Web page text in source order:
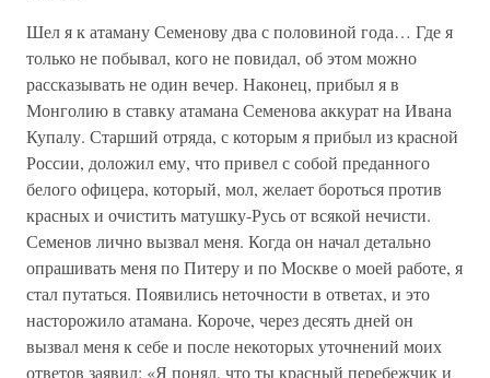
Шел я к атаману Семенову два с половиной года… Где я
только не побывал, кого не повидал, об этом можно
рассказывать не один вечер. Наконец, прибыл я в
Монголию в ставку атамана Семенова аккурат на Ивана
Купалу. Старший отряда, с которым я прибыл из красной
России, доложил ему, что привел с собой преданного
белого офицера, который, мол, желает бороться против
красных и очистить матушку-Русь от всякой нечисти.
Семенов лично вызвал меня. Когда он начал детально
опрашивать меня по Питеру и по Москве о моей работе, я
стал путаться. Появились неточности в ответах, и это
насторожило атамана. Короче, через десять дней он
вызвал меня к себе и после некоторых уточнений моих
ответов заявил: «Я понял, что ты красный перебежчик и